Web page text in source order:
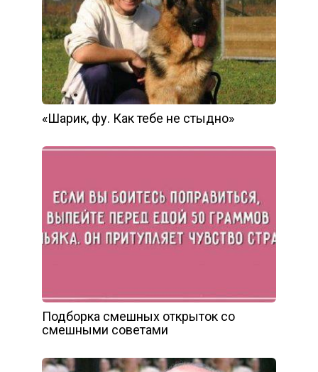
«Шарик, фу. Как тебе не стыдно»
Подборка смешных открыток со
смешными советами